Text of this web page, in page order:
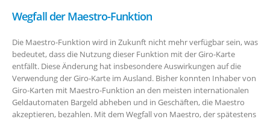
Wegfall der Maestro-Funktion
Die Maestro-Funktion wird in Zukunft nicht mehr verfügbar sein, was
bedeutet, dass die Nutzung dieser Funktion mit der Giro-Karte
entfällt. Diese Änderung hat insbesondere Auswirkungen auf die
Verwendung der Giro-Karte im Ausland. Bisher konnten Inhaber von
Giro-Karten mit Maestro-Funktion an den meisten internationalen
Geldautomaten Bargeld abheben und in Geschäften, die Maestro
akzeptieren, bezahlen. Mit dem Wegfall von Maestro, der spätestens